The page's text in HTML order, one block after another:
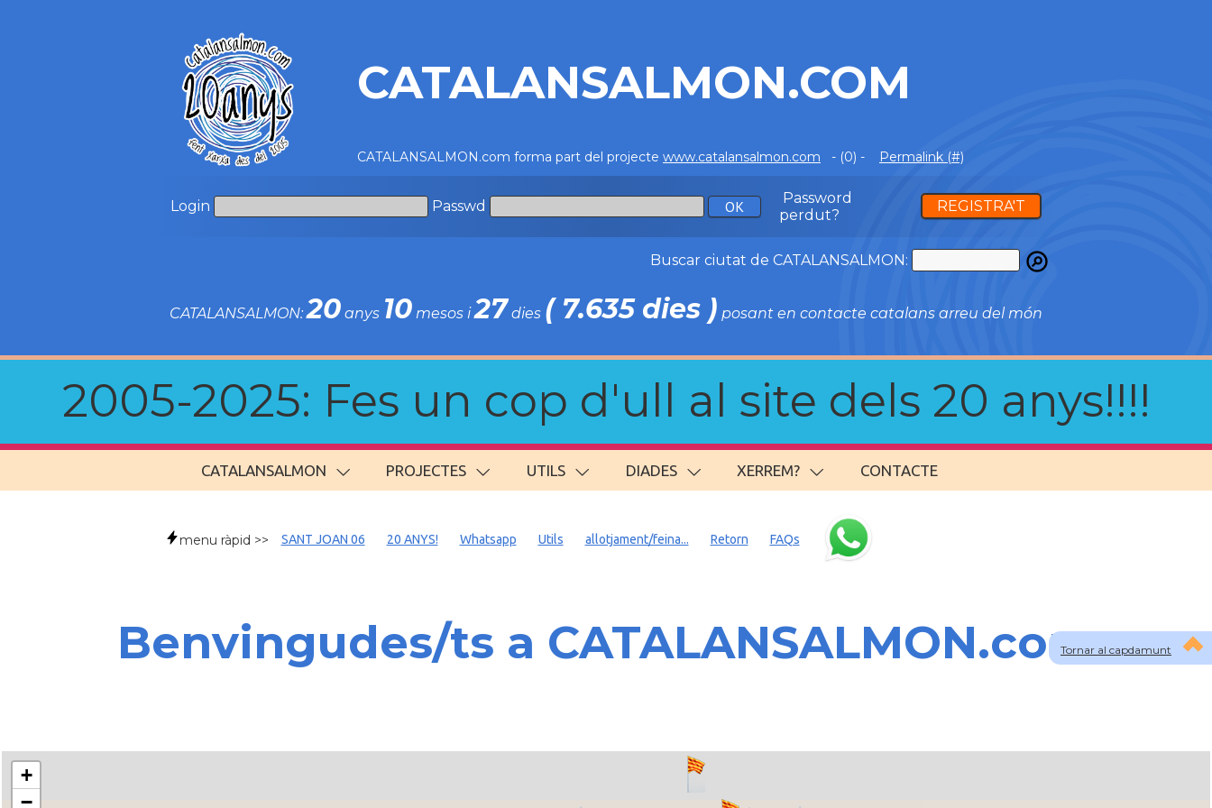
CATALANSALMON.COM
CATALANSALMON.com forma part del projecte www.catalansalmon.com - (0) - Permalink (#)
Login Passwd
Password
perdut?
REGISTRA'T
Buscar ciutat de CATALANSALMON:
CATALANSALMON:20 anys 10 mesos i27 dies ( 7.635 dies ) posant en contacte catalans arreu del món
2005-2025: Fes un cop d'ull al site dels 20 anys!!!!
CATALANSALMON PROJECTES UTILS DIADES XERREM? CONTACTE
Tornar al capdamunt
menu ràpid >> SANT JOAN 06 20 ANYS! Whatsapp Utils allotjament/feina... Retorn FAQs
Benvingudes/ts a CATALANSALMON.com
+
−